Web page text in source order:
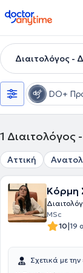
doctoranytime
Διαιτολόγος -
DO+
1 Διαιτολόγος
Αττική
Κόρμη
MSc
10|19
Σχετικά με την